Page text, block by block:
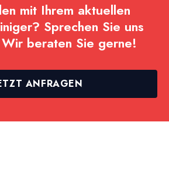
mit Ihrem aktuellen
Sprechen Sie uns
beraten Sie gerne!
ANFRAGEN